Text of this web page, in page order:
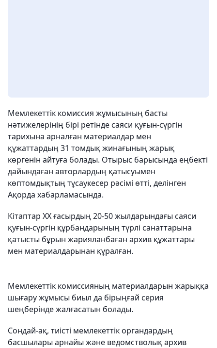
Мемлекеттік комиссия жұмысының басты
нәтижелерінің бірі ретінде саяси қуғын-сүргін
тарихына арналған материалдар мен
құжаттардың 31 томдық жинағының жарық
көргенін айтуға болады. Отырыс барысында еңбекті
дайындаған авторлардың қатысуымен
көптомдықтың тұсаукесер рәсімі өтті, делінген
Ақорда хабарламасында.
Кітаптар ХХ ғасырдың 20-50 жылдарындағы саяси
қуғын-сүргін құрбандарының түрлі санаттарына
қатысты бұрын жарияланбаған архив құжаттары
мен материалдарынан құралған.
Мемлекеттік комиссияның материалдарын жарыққа
шығару жұмысы биыл да бірыңғай серия
шеңберінде жалғасатын болады.
Сондай-ақ, тиісті мемлекеттік органдардың
басшылары арнайы және ведомстволық архив